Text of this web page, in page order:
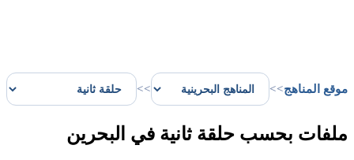
موقع المناهج>>
>>
ملفات بحسب حلقة ثانية في البحرين